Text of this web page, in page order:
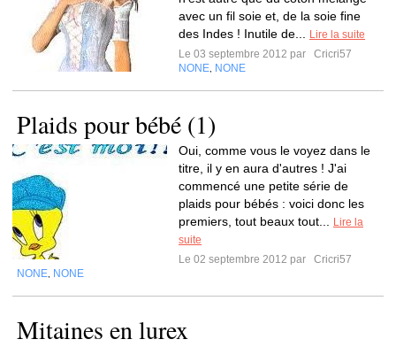
avec un fil soie et, de la soie fine
des Indes ! Inutile de...
Lire la suite
Le 03 septembre 2012 par
Cricri57
NONE NONE
Plaids pour bébé (1)
Oui, comme vous le voyez dans le
titre, il y en aura d'autres ! J'ai
commencé une petite série de
plaids pour bébés : voici donc les
premiers, tout beaux tout...
Lire la
suite
Le 02 septembre 2012 par
Cricri57
NONE NONE
Mitaines en lurex